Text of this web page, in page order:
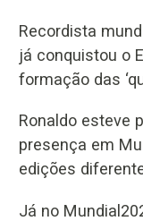
Recordista
já conquistou o
formação das
Ronaldo esteve
presença em
edições
Já no